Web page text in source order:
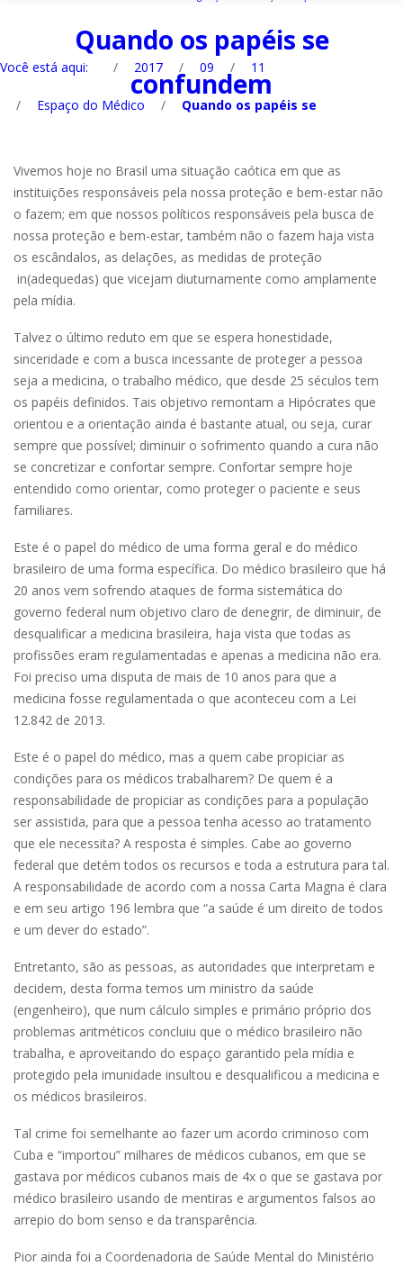
Quando os papéis se
confundem
Você está aqui: / 2017 / 09 / 11
/ Espaço do Médico / Quando os papéis se
Vivemos hoje no Brasil uma situação caótica em que as
instituições responsáveis pela nossa proteção e bem-estar não
o fazem; em que nossos políticos responsáveis pela busca de
nossa proteção e bem-estar, também não o fazem haja vista
os escândalos, as delações, as medidas de proteção
in(adequedas) que vicejam diuturnamente como amplamente
pela mídia.
Talvez o último reduto em que se espera honestidade,
sinceridade e com a busca incessante de proteger a pessoa
seja a medicina, o trabalho médico, que desde 25 séculos tem
os papéis definidos. Tais objetivo remontam a Hipócrates que
orientou e a orientação ainda é bastante atual, ou seja, curar
sempre que possível; diminuir o sofrimento quando a cura não
se concretizar e confortar sempre. Confortar sempre hoje
entendido como orientar, como proteger o paciente e seus
familiares.
Este é o papel do médico de uma forma geral e do médico
brasileiro de uma forma específica. Do médico brasileiro que há
20 anos vem sofrendo ataques de forma sistemática do
governo federal num objetivo claro de denegrir, de diminuir, de
desqualificar a medicina brasileira, haja vista que todas as
profissões eram regulamentadas e apenas a medicina não era.
Foi preciso uma disputa de mais de 10 anos para que a
medicina fosse regulamentada o que aconteceu com a Lei
12.842 de 2013.
Este é o papel do médico, mas a quem cabe propiciar as
condições para os médicos trabalharem? De quem é a
responsabilidade de propiciar as condições para a população
ser assistida, para que a pessoa tenha acesso ao tratamento
que ele necessita? A resposta é simples. Cabe ao governo
federal que detém todos os recursos e toda a estrutura para tal.
A responsabilidade de acordo com a nossa Carta Magna é clara
e em seu artigo 196 lembra que “a saúde é um direito de todos
e um dever do estado”.
Entretanto, são as pessoas, as autoridades que interpretam e
decidem, desta forma temos um ministro da saúde
(engenheiro), que num cálculo simples e primário próprio dos
problemas aritméticos concluiu que o médico brasileiro não
trabalha, e aproveitando do espaço garantido pela mídia e
protegido pela imunidade insultou e desqualificou a medicina e
os médicos brasileiros.
Tal crime foi semelhante ao fazer um acordo criminoso com
Cuba e “importou” milhares de médicos cubanos, em que se
gastava por médicos cubanos mais de 4x o que se gastava por
médico brasileiro usando de mentiras e argumentos falsos ao
arrepio do bom senso e da transparência.
Pior ainda foi a Coordenadoria de Saúde Mental do Ministério